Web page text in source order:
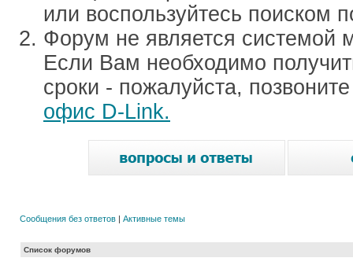
или воспользуйтесь поиском
Форум не является системой
Если Вам необходимо
сроки - пожалуйста,
офис D-Link.
Сообщения без ответов | Активные темы
Список форумов